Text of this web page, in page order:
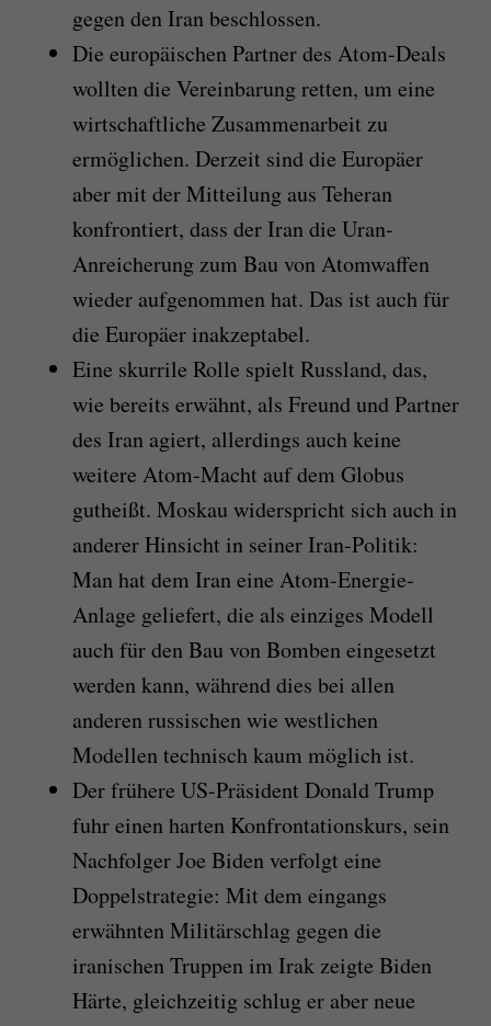
gegen den Iran beschlossen.
Die europäischen Partner des Atom-Deals
wollten die Vereinbarung retten, um eine
wirtschaftliche Zusammenarbeit zu
ermöglichen. Derzeit sind die Europäer
aber mit der Mitteilung aus Teheran
konfrontiert, dass der Iran die Uran-
Anreicherung zum Bau von Atomwaffen
wieder aufgenommen hat. Das ist auch für
die Europäer inakzeptabel.
Eine skurrile Rolle spielt Russland, das,
wie bereits erwähnt, als Freund und Partner
des Iran agiert, allerdings auch keine
weitere Atom-Macht auf dem Globus
gutheißt. Moskau widerspricht sich auch in
anderer Hinsicht in seiner Iran-Politik:
Man hat dem Iran eine Atom-Energie-
Anlage geliefert, die als einziges Modell
auch für den Bau von Bomben eingesetzt
werden kann, während dies bei allen
anderen russischen wie westlichen
Modellen technisch kaum möglich ist.
Der frühere US-Präsident Donald Trump
fuhr einen harten Konfrontationskurs, sein
Nachfolger Joe Biden verfolgt eine
Doppelstrategie: Mit dem eingangs
erwähnten Militärschlag gegen die
iranischen Truppen im Irak zeigte Biden
Härte, gleichzeitig schlug er aber neue